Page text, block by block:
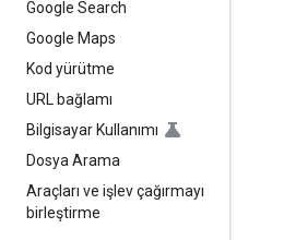
Google Search
Google Maps
Kod yürütme
URL bağlamı
Bilgisayar Kullanımı
Dosya Arama
Araçları ve işlev çağırmayı
birleştirme